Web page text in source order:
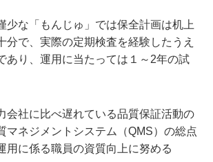
少な「もんじゅ」では保全計画は机上
分で、実際の定期検査を経験したうえ
あり、運用に当たっては１～2年の試
会社に比べ遅れている品質保証活動の
マネジメントシステム（QMS）の総点
用に係る職員の資質向上に努める